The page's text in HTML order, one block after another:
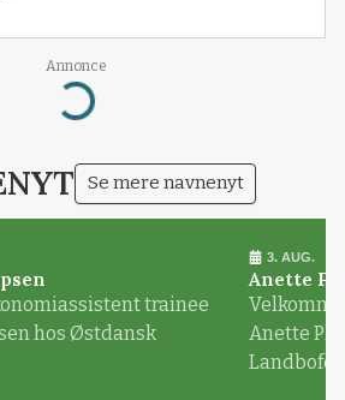
Annonce
Loading...
Se mere navnenyt
trainee
hos Østdansk
3. AUG.
Anette
Anette